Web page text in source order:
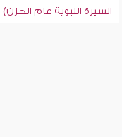
السيرة النبوية عام الحزن)